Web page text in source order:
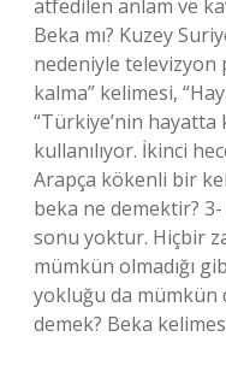
atfedilen anlam ve
Beka mı? Kuzey
nedeniyle televizyon
kalma” kelimesi,
“Türkiye’nin hayatta
kullanılıyor. İkinci
Arapça kökenli bir
beka ne demektir? 3-
sonu yoktur. Hiçbir
mümkün olmadığı
yokluğu da mümkün
demek? Beka